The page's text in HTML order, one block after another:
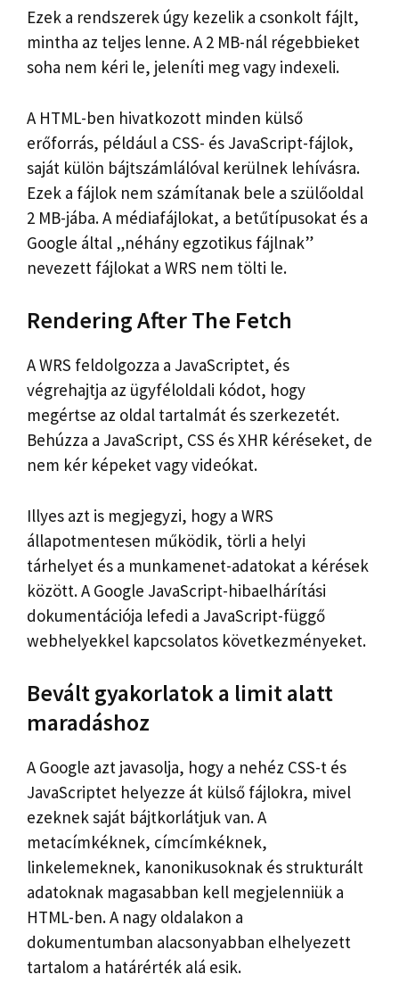
Ezek a rendszerek úgy kezelik a csonkolt fájlt,
mintha az teljes lenne. A 2 MB-nál régebbieket
soha nem kéri le, jeleníti meg vagy indexeli.
A HTML-ben hivatkozott minden külső
erőforrás, például a CSS- és JavaScript-fájlok,
saját külön bájtszámlálóval kerülnek lehívásra.
Ezek a fájlok nem számítanak bele a szülőoldal
2 MB-jába. A médiafájlokat, a betűtípusokat és a
Google által „néhány egzotikus fájlnak”
nevezett fájlokat a WRS nem tölti le.
Rendering After The Fetch
A WRS feldolgozza a JavaScriptet, és
végrehajtja az ügyféloldali kódot, hogy
megértse az oldal tartalmát és szerkezetét.
Behúzza a JavaScript, CSS és XHR kéréseket, de
nem kér képeket vagy videókat.
Illyes azt is megjegyzi, hogy a WRS
állapotmentesen működik, törli a helyi
tárhelyet és a munkamenet-adatokat a kérések
között. A Google JavaScript-hibaelhárítási
dokumentációja lefedi a JavaScript-függő
webhelyekkel kapcsolatos következményeket.
Bevált gyakorlatok a limit alatt
maradáshoz
A Google azt javasolja, hogy a nehéz CSS-t és
JavaScriptet helyezze át külső fájlokra, mivel
ezeknek saját bájtkorlátjuk van. A
metacímkéknek, címcímkéknek,
linkelemeknek, kanonikusoknak és strukturált
adatoknak magasabban kell megjelenniük a
HTML-ben. A nagy oldalakon a
dokumentumban alacsonyabban elhelyezett
tartalom a határérték alá esik.